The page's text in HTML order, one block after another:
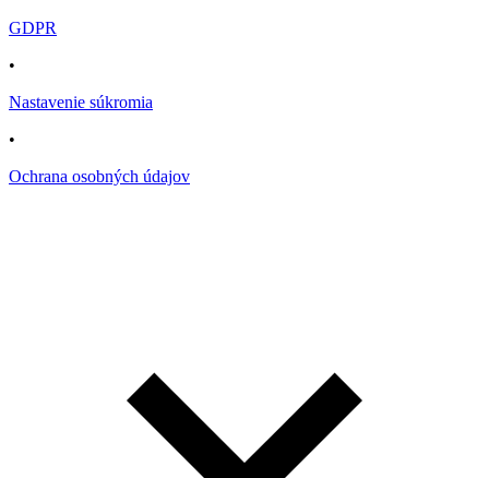
GDPR
•
Nastavenie súkromia
•
Ochrana osobných údajov